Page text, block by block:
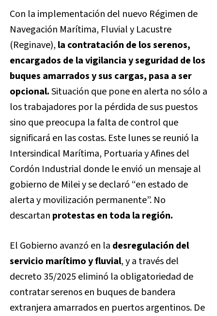
Con la implementación del nuevo Régimen de
Navegación Marítima, Fluvial y Lacustre
(Reginave), la contratación de los serenos,
encargados de la vigilancia y seguridad de los
buques amarrados y sus cargas, pasa a ser
opcional.Situación que pone en alerta no sólo a
los trabajadores por la pérdida de sus puestos
sino que preocupa la falta de control que
significará en las costas. Este lunes se reunió la
Intersindical Marítima, Portuaria y Afines del
Cordón Industrial donde le envió un mensaje al
gobierno de Milei y se declaró “en estado de
alerta y movilización permanente”. No
descartan protestas en toda la región.
El Gobierno avanzó en la desregulación del
servicio marítimo y fluvial, y a través del
decreto 35/2025 eliminó la obligatoriedad de
contratar serenos en buques de bandera
extranjera amarrados en puertos argentinos. De